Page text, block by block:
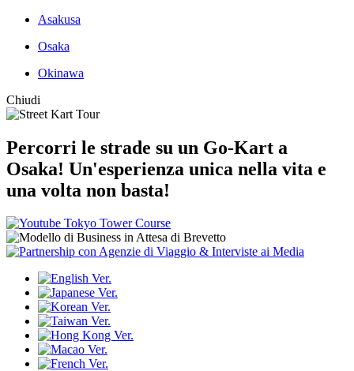
Asakusa
Osaka
Okinawa
Chiudi
Percorri le strade su un Go-Kart a
Osaka! Un'esperienza unica nella vita e
una volta non basta!